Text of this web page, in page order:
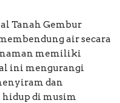
Tanah Gembur
air secara
memiliki
ini mengurangi
dan
di musim